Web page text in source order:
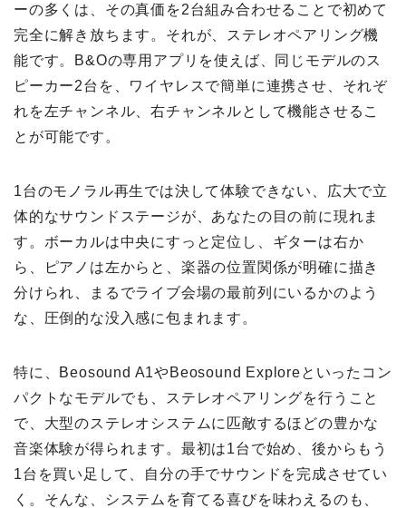
ーの多くは、その真価を2台組み合わせることで初めて
完全に解き放ちます。それが、ステレオペアリング機
能です。B&Oの専用アプリを使えば、同じモデルのス
ピーカー2台を、ワイヤレスで簡単に連携させ、それぞ
れを左チャンネル、右チャンネルとして機能させるこ
とが可能です。
1台のモノラル再生では決して体験できない、広大で立
体的なサウンドステージが、あなたの目の前に現れま
す。ボーカルは中央にすっと定位し、ギターは右か
ら、ピアノは左からと、楽器の位置関係が明確に描き
分けられ、まるでライブ会場の最前列にいるかのよう
な、圧倒的な没入感に包まれます。
特に、Beosound A1やBeosound Exploreといったコン
パクトなモデルでも、ステレオペアリングを行うこと
で、大型のステレオシステムに匹敵するほどの豊かな
音楽体験が得られます。最初は1台で始め、後からもう
1台を買い足して、自分の手でサウンドを完成させてい
く。そんな、システムを育てる喜びを味わえるのも、